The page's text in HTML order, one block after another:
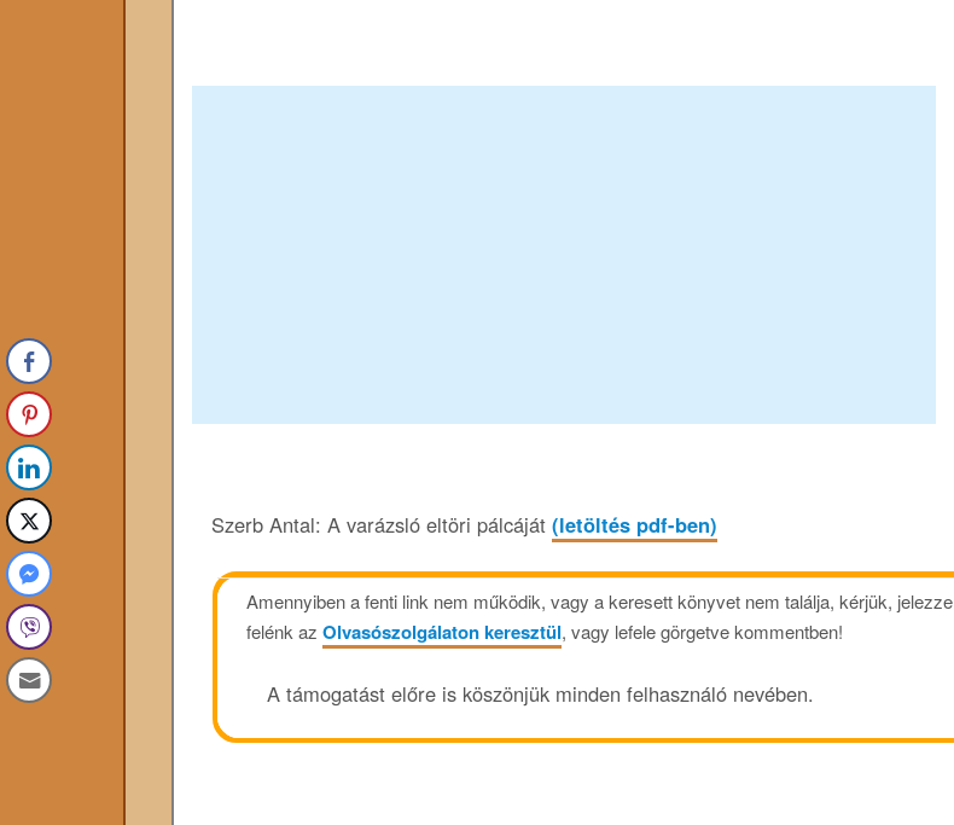
Szerb Antal: A ​varázsló eltöri pálcáját (letöltés pdf-ben)
Amennyiben a fenti link nem működik, vagy a keresett könyvet nem találja, kérjük, jelezze
felénk azOlvasószolgálaton keresztül, vagy lefele görgetve kommentben!
A támogatást előre is köszönjük minden felhasználó nevében.